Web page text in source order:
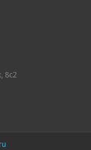
8с2